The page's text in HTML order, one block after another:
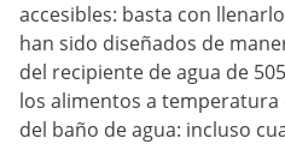
accesibles: basta con
han sido diseñados de
del recipiente de agua de
los alimentos a temperatura
del baño de agua: incluso